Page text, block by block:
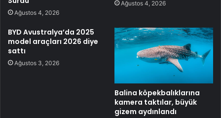
Ağustos 4, 2026
Ağustos 4, 2026
BYD Avustralya’da 2025
model araçları 2026 diye
sattı
Ağustos 3, 2026
Balina köpekbalıklarına
kamera taktılar, büyük
gizem aydınlandı